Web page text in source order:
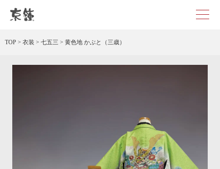
TOP > 衣装 > 七五三 > 黄色地 かぶと（三歳）